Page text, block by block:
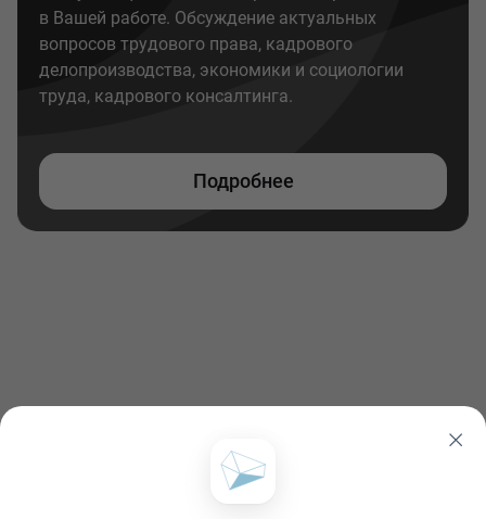
в Вашей работе. Обсуждение актуальных
вопросов трудового права, кадрового
делопроизводства, экономики и социологии
труда, кадрового консалтинга.
Подробнее